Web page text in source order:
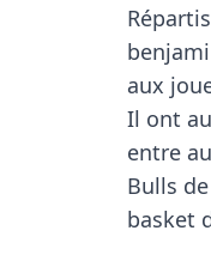
aux
Il ont
entre
Bulls
basket